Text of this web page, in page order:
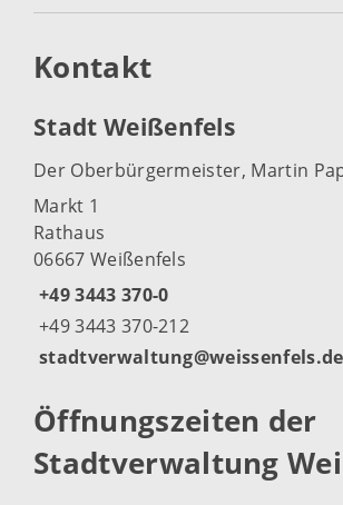
Kontakt
Stadt Weißenfels
Der Oberbürgermeister, Martin
Markt 1
Rathaus
06667 Weißenfels
+49 3443 370-0
+49 3443 370-212
stadtverwaltung@weissenfels.de
Öffnungszeiten der
Stadtverwaltung